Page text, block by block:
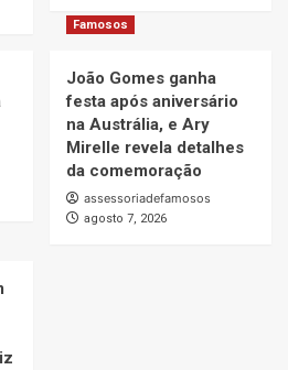
Famosos
João Gomes ganha
festa após aniversário
na Austrália, e Ary
Mirelle revela detalhes
da comemoração
assessoriadefamosos
agosto 7, 2026